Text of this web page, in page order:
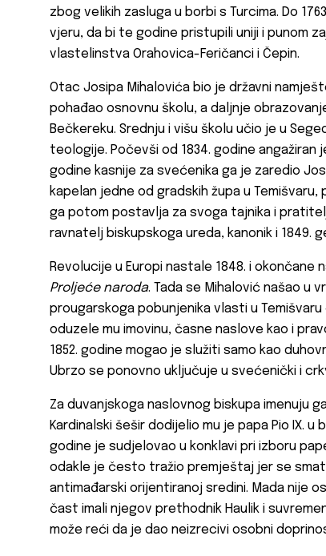
zbog velikih zasluga u borbi s Turcima. Do
vjeru, da bi te godine pristupili uniji i punom
vlastelinstva Orahovica-Feričanci i Čepin.
Otac Josipa Mihalovića bio je državni
pohađao osnovnu školu, a daljnje
Bečkereku. Srednju i višu školu učio je u
teologije. Počevši od 1834. godine angažiran
godine kasnije za svećenika ga je zaredio
kapelan jedne od gradskih župa u
ga potom postavlja za svoga tajnika i
ravnatelj biskupskoga ureda, kanonik i 1849.
Revolucije u Europi nastale 1848. i
Proljeće naroda. Tada se Mihalović našao u
prougarskoga pobunjenika vlasti u
oduzele mu imovinu, časne naslove kao i
1852. godine mogao je služiti samo kao
Ubrzo se ponovno uključuje u svećenički i
Za duvanjskoga naslovnog biskupa imenuju
Kardinalski šešir dodijelio mu je papa Pio IX. u
godine je sudjelovao u konklavi pri izboru
odakle je često tražio premještaj jer se
antimađarski orijentiranoj sredini. Mada nije
čast imali njegov prethodnik Haulik i
može reći da je dao neizrecivi osobni